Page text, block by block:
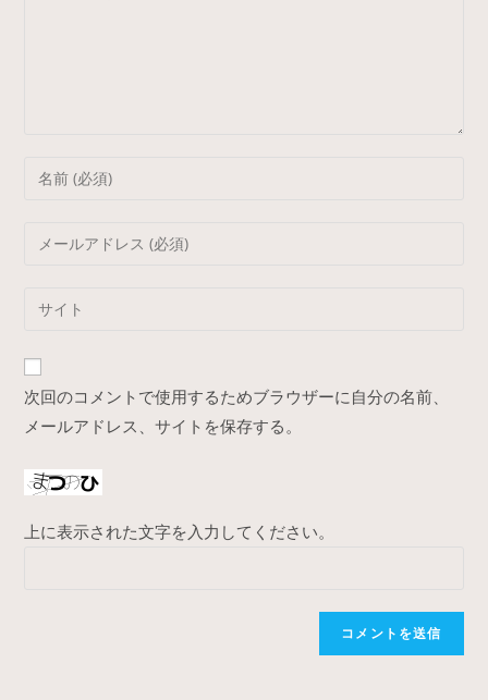
Enter
Enter
address
comment
Enter
website
URL
(optional)
次回のコメントで使用するためブラウザーに自分の名前、
メールアドレス、サイトを保存する。
上に表示された文字を入力してください。